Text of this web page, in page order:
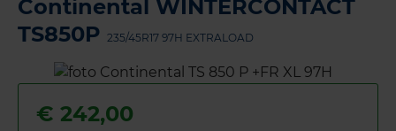
Continental WINTERCONTACT
TS850P 235/45R17 97H EXTRALOAD
€ 242,00